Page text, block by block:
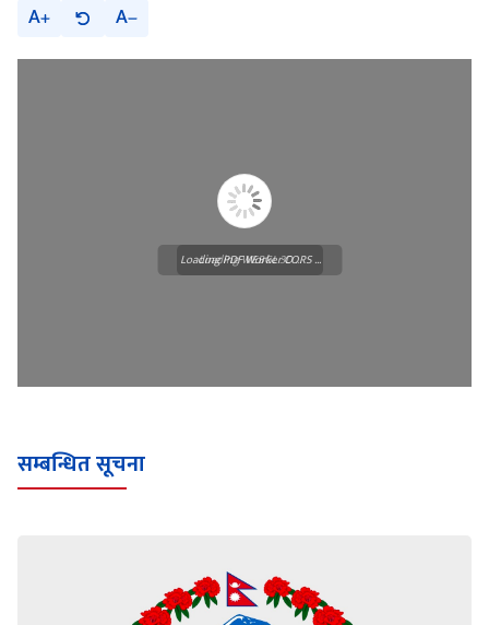
A A
Loading WEBGL 3D ...
Loading PDF Worker CORS ...
सम्बन्धित सूचना